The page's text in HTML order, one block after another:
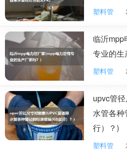
塑料桶生产原料生产塑料桶的主要原料
进行加聚而成的高分子有机化合物。聚
品最佳材料，无毒、无味、无臭，符
薄膜，轻盈透明，具有防潮、抗氧、
封性优异等性能，素有塑料之花的美
多、最重要的材料。
塑料桶盛水有什么坏处
塑料制品中的一些化学物质可能会溶
但也是有害的，尤其是对身体本身不太
议使用玻璃容器或瓷器。
塑料桶能用热得快吗?
塑料管
临沂mpp
专业的生
塑料管
upvc管
水管各
行）？)
塑料管